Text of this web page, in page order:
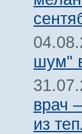
шум"
врач
из